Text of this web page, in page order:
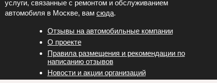
услуги, связанные с ремонтом и обслуживанием
автомобиля в Москве, вам сюда.
Отзывы на автомобильные компании
Новости и акции организаций